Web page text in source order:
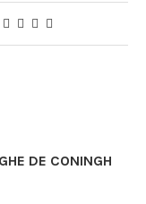
DE CONINGH